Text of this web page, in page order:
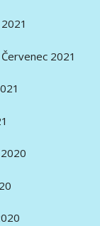
Červenec 2021